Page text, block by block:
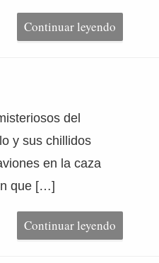
Continuar leyendo
del
y sus chillidos
en la caza
que […]
Continuar leyendo